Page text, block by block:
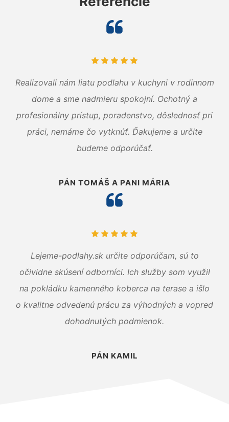
Realizovali nám liatu podlahu v kuchyni v rodinnom
dome a sme nadmieru spokojní. Ochotný a
profesionálny prístup, poradenstvo, dôslednosť pri
práci, nemáme čo vytknúť. Ďakujeme a určite
budeme odporúčať.
PÁN TOMÁŠ A PANI MÁRIA
Lejeme-podlahy.sk určite odporúčam, sú to
očividne skúsení odborníci. Ich služby som využil
na pokládku kamenného koberca na terase a išlo
o kvalitne odvedenú prácu za výhodných a vopred
dohodnutých podmienok.
PÁN KAMIL